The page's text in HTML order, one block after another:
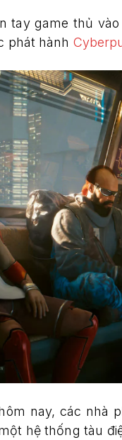
tay game thủ
phát hành
nay, các nhà
hệ thống tàu